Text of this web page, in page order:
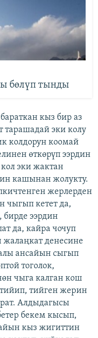
бөлүп тынды
кыз бир аз
тарашадай эки колу
колдорун коомай
өткөрүп ээрдин
эки жактан
кашынан жолукту.
жерлерден
чыгып кетет да,
ээрдин
да, кайра чочуп
жалаңкат денесине
ансайын сыгып
тоголок,
чыга калган кош
тийген жерин
Алдыдагысы
бекем кысып,
кыз жигиттин